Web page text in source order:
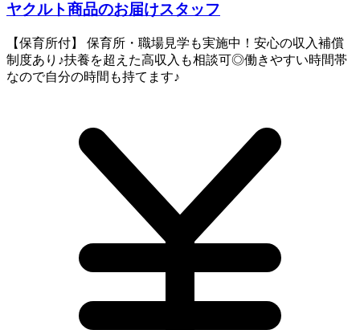
ヤクルト商品のお届けスタッフ
【保育所付】 保育所・職場見学も実施中！安心の収入補償
制度あり♪扶養を超えた高収入も相談可◎働きやすい時間帯
なので自分の時間も持てます♪